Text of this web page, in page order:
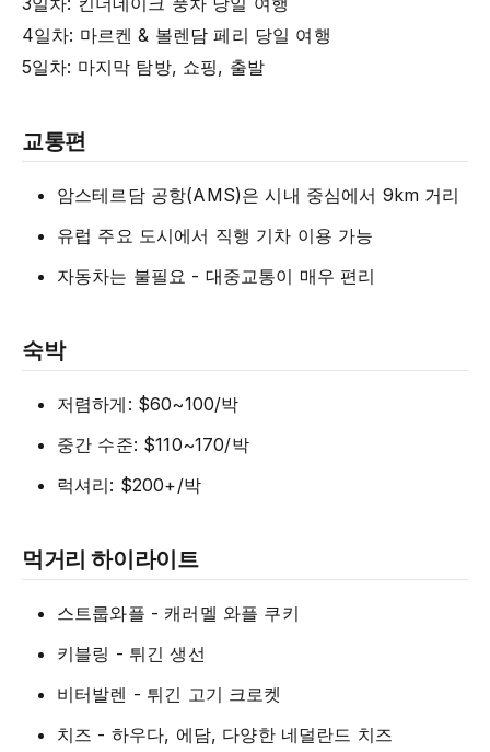
4일차: 마르켄 & 볼렌담 페리 당일 여행
5일차: 마지막 탐방, 쇼핑, 출발
교통편
암스테르담 공항(AMS)은 시내 중심에서 9km 거리
유럽 주요 도시에서 직행 기차 이용 가능
자동차는 불필요 - 대중교통이 매우 편리
숙박
저렴하게: $60~100/박
중간 수준: $110~170/박
럭셔리: $200+/박
먹거리 하이라이트
스트룹와플 - 캐러멜 와플 쿠키
키블링 - 튀긴 생선
비터발렌 - 튀긴 고기 크로켓
치즈 - 하우다, 에담, 다양한 네덜란드 치즈